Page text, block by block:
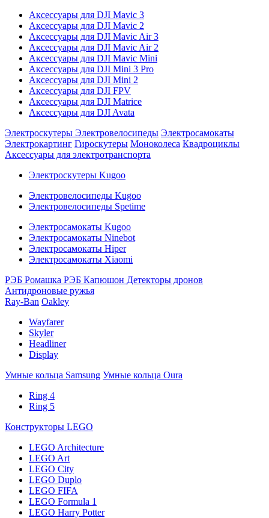
Аксессуары для DJI Mavic 3
Аксессуары для DJI Mavic 2
Аксессуары для DJI Mavic Air 3
Аксессуары для DJI Mavic Air 2
Аксессуары для DJI Mavic Mini
Аксессуары для DJI Mini 3 Pro
Аксессуары для DJI Mini 2
Аксессуары для DJI FPV
Аксессуары для DJI Matrice
Аксессуары для DJI Avata
Электроскутеры Электровелосипеды Электросамокаты
Электрокартинг Гироскутеры Моноколеса Квадроциклы
Аксессуары для электротранспорта
Электроскутеры Kugoo
Электровелосипеды Kugoo
Электровелосипеды Spetime
Электросамокаты Kugoo
Электросамокаты Ninebot
Электросамокаты Hiper
Электросамокаты Xiaomi
РЭБ Ромашка РЭБ Капюшон Детекторы дронов
Антидроновые ружья
Ray-Ban Oakley
Wayfarer
Skyler
Headliner
Display
Умные кольца Samsung Умные кольца Oura
Ring 4
Ring 5
Конструкторы LEGO
LEGO Architecture
LEGO Art
LEGO City
LEGO Duplo
LEGO FIFA
LEGO Formula 1
LEGO Harry Potter